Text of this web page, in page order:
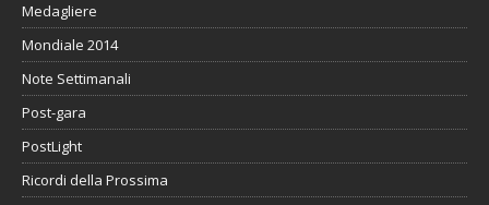
Medagliere
Mondiale 2014
Note Settimanali
Post-gara
PostLight
Ricordi della Prossima